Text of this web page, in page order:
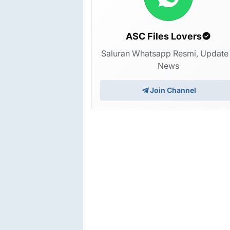
ASC Files Lovers
Saluran Whatsapp Resmi, Update
News
Join Channel